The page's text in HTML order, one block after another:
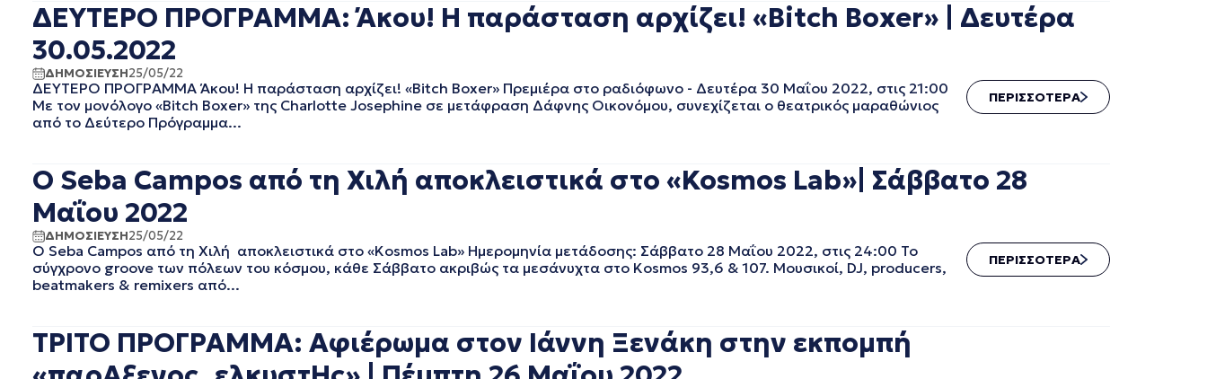
ΙΟΥΝΙΟΣ 2023
ΜΑΙΟΣ 2023
ΑΠΡΙΛΙΟΣ 2023
ΜΑΡΤΙΟΣ 2023
ΦΕΒΡΟΥΑΡΙΟΣ 2023
ΙΑΝΟΥΑΡΙΟΣ 2023
ΔΕΚΕΜΒΡΙΟΣ 2022
ΟΚΤΩΒΡΙΟΣ 2022
ΣΕΠΤΕΜΒΡΙΟΣ 2022
ΑΥΓΟΥΣΤΟΣ 2022
ΙΟΥΛΙΟΣ 2022
ΙΟΥΝΙΟΣ 2022
ΜΑΙΟΣ 2022
ΦΕΒΡΟΥΑΡΙΟΣ 2022
ΔΕΥΤΕΡΟ ΠΡΟΓΡΑΜΜΑ: Άκου! Η παράσταση αρχίζει! «Bitch Boxer» | Δευτέρα
30.05.2022
ΔΗΜΟΣΙΕΥΣΗ25/05/22
ΔΕΥΤΕΡΟ ΠΡΟΓΡΑΜΜΑ Άκου! Η παράσταση αρχίζει! «Bitch Boxer» Πρεμιέρα στο ραδιόφωνο - Δευτέρα 30 Μαΐου 2022, στις 21:00
Με τον μονόλογο «Bitch Boxer» της Charlotte Josephine σε μετάφραση Δάφνης Οικονόμου, συνεχίζεται ο θεατρικός μαραθώνιος
από το Δεύτερο Πρόγραμμα...
ΠΕΡΙΣΣΟΤΕΡΑ
Ο Seba Campos από τη Χιλή αποκλειστικά στο «Kosmos Lab»| Σάββατο 28
Μαΐου 2022
ΔΗΜΟΣΙΕΥΣΗ25/05/22
Ο Seba Campos από τη Χιλή αποκλειστικά στο «Kosmos Lab» Ημερομηνία μετάδοσης: Σάββατο 28 Μαΐου 2022, στις 24:00 Το
σύγχρονο groove των πόλεων του κόσμου, κάθε Σάββατο ακριβώς τα μεσάνυχτα στο Kosmos 93,6 & 107. Μουσικοί, DJ, producers,
beatmakers & remixers από...
ΠΕΡΙΣΣΟΤΕΡΑ
ΤΡΙΤΟ ΠΡΟΓΡΑΜΜΑ: Αφιέρωμα στον Ιάννη Ξενάκη στην εκπομπή